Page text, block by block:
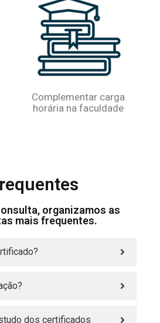
Complementar carga
horária na faculdade
organizamos as
mais frequentes.
dos certificados